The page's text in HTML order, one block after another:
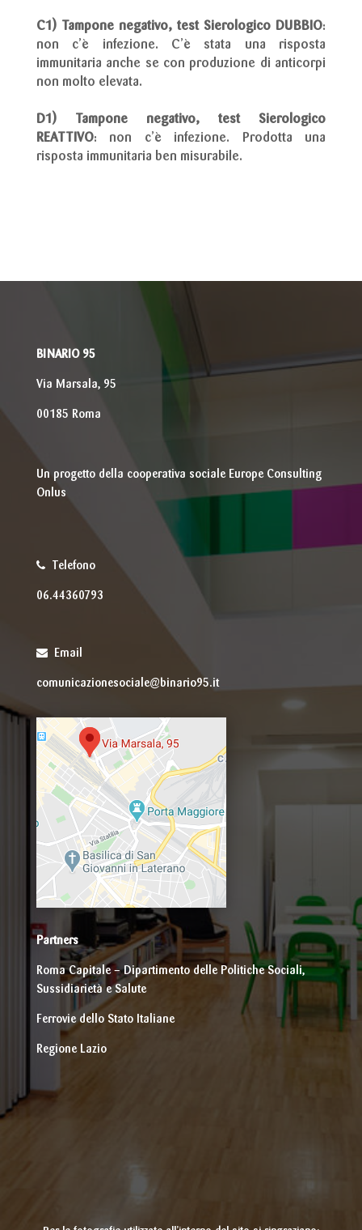
C1) Tampone negativo, test Sierologico DUBBIO:
non c’è infezione. C’è stata una risposta
immunitaria anche se con produzione di anticorpi
non molto elevata.
D1) Tampone negativo, test Sierologico
REATTIVO: non c’è infezione. Prodotta una
risposta immunitaria ben misurabile.
BINARIO 95
Via Marsala, 95
00185 Roma
Un progetto della cooperativa sociale Europe Consulting
Onlus
Telefono
06.44360793
Email
comunicazionesociale@binario95.it
Partners
Roma Capitale – Dipartimento delle Politiche Sociali,
Sussidiarietà e Salute
Ferrovie dello Stato Italiane
Regione Lazio